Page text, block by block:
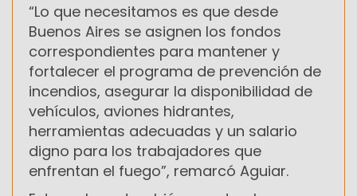
“Lo que necesitamos es que desde
Buenos Aires se asignen los fondos
correspondientes para mantener y
fortalecer el programa de prevención de
incendios, asegurar la disponibilidad de
vehículos, aviones hidrantes,
herramientas adecuadas y un salario
digno para los trabajadores que
enfrentan el fuego”, remarcó Aguiar.